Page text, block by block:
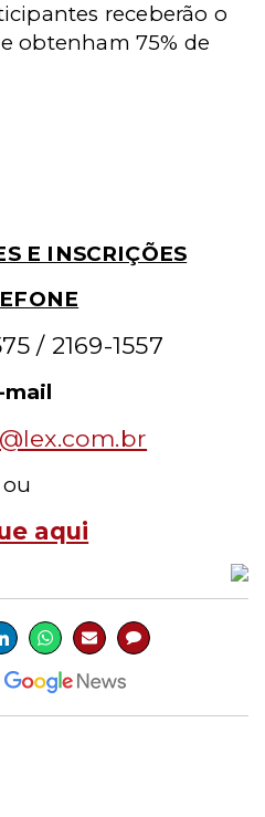
receberão o
obtenham 75% de
E INSCRIÇÕES
/ 2169-1557
mail
lex.com.br
ou
aqui